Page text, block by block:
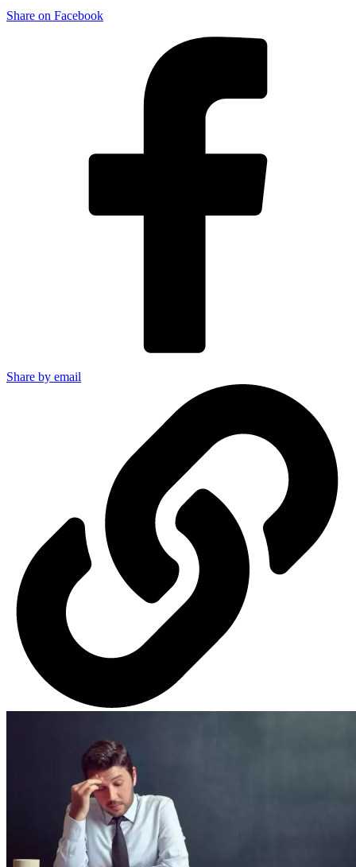
Share on Facebook
Share by email